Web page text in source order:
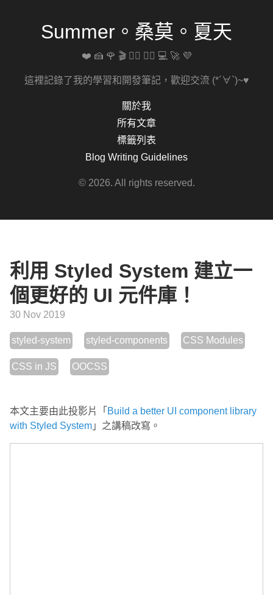
Summer。桑莫。夏天
❤️ 🍰 🌹 🎬 🚴‍♀️ 🏋️‍♀️ 💻 🚀 💜
這裡記錄了我的學習和開發筆記，歡迎交流 (*´∀`)~♥
關於我
所有文章
標籤列表
Blog Writing Guidelines
© 2026. All rights reserved.
利用 Styled System 建立一
個更好的 UI 元件庫！
30 Nov 2019
styled-system styled-components CSS Modules
CSS in JS OOCSS
本文主要由此投影片「 Build a better UI component library
with Styled System 」之講稿改寫。